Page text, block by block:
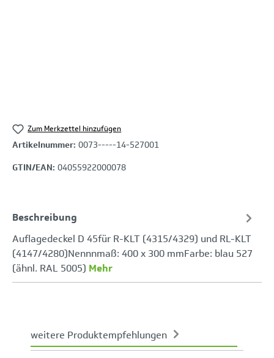
Zum Merkzettel hinzufügen
Artikelnummer: 0073-----14-527001
GTIN/EAN: 04055922000078
Beschreibung
Auflagedeckel D 45für R-KLT (4315/4329) und RL-KLT
(4147/4280)Nennnmaß: 400 x 300 mmFarbe: blau 527
(ähnl. RAL 5005) Mehr
weitere Produktempfehlungen